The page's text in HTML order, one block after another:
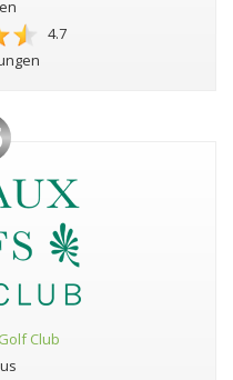
4.7
Club